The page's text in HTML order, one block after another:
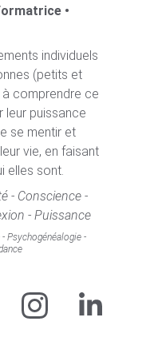
•
individuels
(petits et
à comprendre ce
leur puissance
se mentir et
vie, en faisant
elles sont.
- Conscience -
- Puissance
Psychogénéalogie -